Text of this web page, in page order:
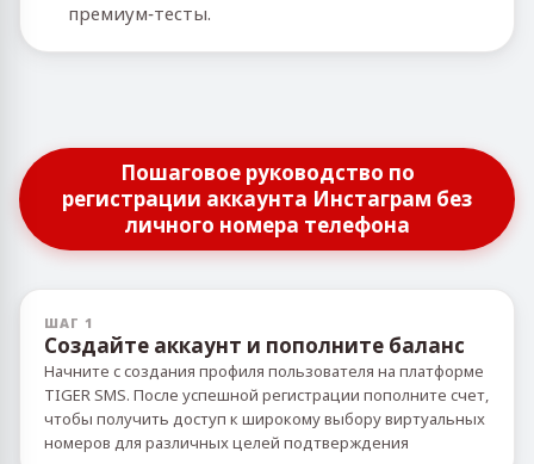
премиум‑тесты.
Пошаговое руководство по
регистрации аккаунта Инстаграм без
личного номера телефона
ШАГ 1
Создайте аккаунт и пополните баланс
Начните с создания профиля пользователя на платформе
TIGER SMS. После успешной регистрации пополните счет,
чтобы получить доступ к широкому выбору виртуальных
номеров для различных целей подтверждения